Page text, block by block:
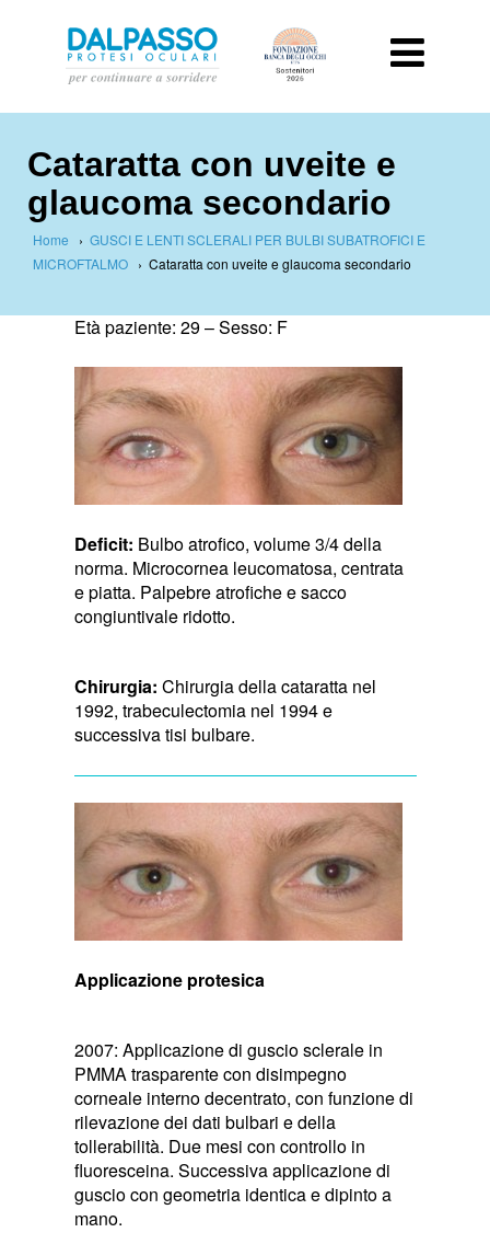
Cataratta con uveite e
glaucoma secondario
Home › GUSCI E LENTI SCLERALI PER BULBI SUBATROFICI E
MICROFTALMO › Cataratta con uveite e glaucoma secondario
Età paziente: 29 –Sesso: F
Deficit: Bulbo atrofico, volume 3/4 della
norma. Microcornea leucomatosa, centrata
e piatta. Palpebre atrofiche e sacco
congiuntivale ridotto.
Chirurgia: Chirurgia della cataratta nel
1992, trabeculectomia nel 1994 e
successiva tisi bulbare.
Applicazione protesica
2007: Applicazione di guscio sclerale in
PMMA trasparente con disimpegno
corneale interno decentrato, con funzione di
rilevazione dei dati bulbari e della
tollerabilità. Due mesi con controllo in
fluoresceina. Successiva applicazione di
guscio con geometria identica e dipinto a
mano.